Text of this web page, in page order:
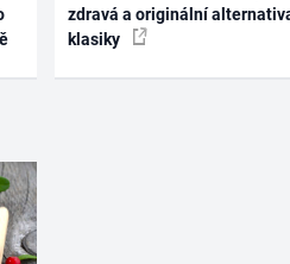
zdravá a originální
klasiky